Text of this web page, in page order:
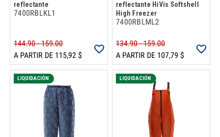
reflectante
7400RBLKL1
144.90 - 159.00
A PARTIR DE 115,92 $
reflectante HiVis Softshell
High Freezer
7400RBLML2
134.90 - 159.00
A PARTIR DE 107,79 $
LIQUIDACIÓN LIQUIDACIÓN